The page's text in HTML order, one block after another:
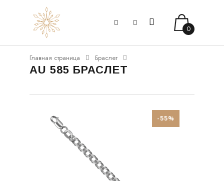
0
Главная страница Браслет
AU 585 БРАСЛЕТ
-55%